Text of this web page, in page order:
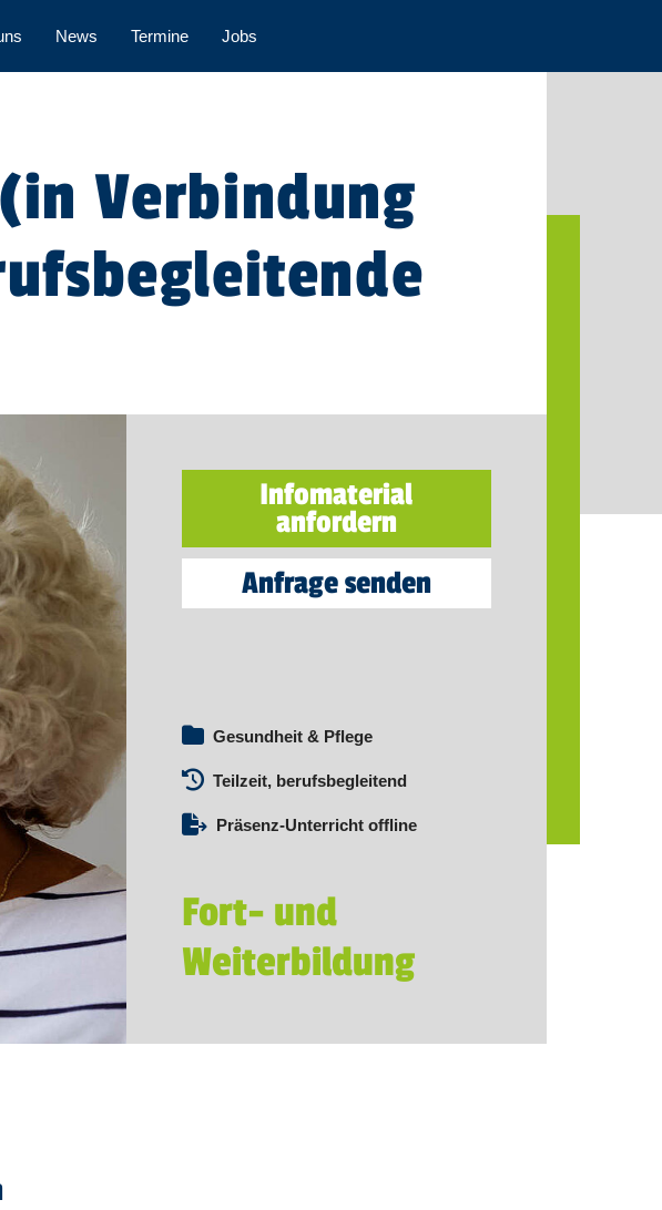
News Termine Jobs
Verbindung
Infomaterial
anfordern
Anfrage senden
Gesundheit & Pflege
Teilzeit, berufsbegleitend
Präsenz-Unterricht offline
Fort- und
Weiterbildung